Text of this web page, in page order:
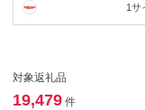
1サ
対象返礼品
19,479 件